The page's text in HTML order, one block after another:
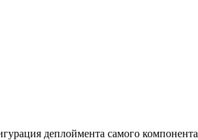
деплоймента самого компонента